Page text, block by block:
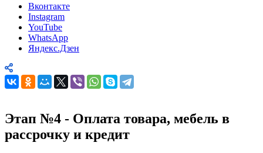
Вконтакте
Instagram
YouTube
WhatsApp
Яндекс.Дзен
Этап №4 - Оплата товара, мебель в
рассрочку и кредит